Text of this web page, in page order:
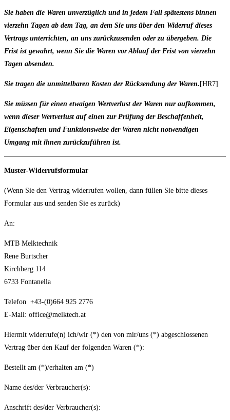
Sie haben die Waren unverzüglich und in jedem Fall spätestens binnen
vierzehn Tagen ab dem Tag, an dem Sie uns über den Widerruf dieses
Vertrags unterrichten, an uns zurückzusenden oder zu übergeben. Die
Frist ist gewahrt, wenn Sie die Waren vor Ablauf der Frist von vierzehn
Tagen absenden.
Sie tragen die unmittelbaren Kosten der Rücksendung der Waren. [HR7]
Sie müssen für einen etwaigen Wertverlust der Waren nur aufkommen,
wenn dieser Wertverlust auf einen zur Prüfung der Beschaffenheit,
Eigenschaften und Funktionsweise der Waren nicht notwendigen
Umgang mit ihnen zurückzuführen ist.
Muster-Widerrufsformular
(Wenn Sie den Vertrag widerrufen wollen, dann füllen Sie bitte dieses
Formular aus und senden Sie es zurück)
An:
MTB Melktechnik
Rene Burtscher
Kirchberg 114
6733 Fontanella
Telefon +43-(0)664 925 2776
E-Mail: office@melktech.at
Hiermit widerrufe(n) ich/wir (*) den von mir/uns (*) abgeschlossenen
Vertrag über den Kauf der folgenden Waren (*):
Bestellt am (*)/erhalten am (*)
Name des/der Verbraucher(s):
Anschrift des/der Verbraucher(s):